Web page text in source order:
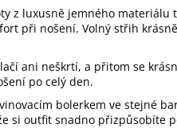
z luxusně jemného
při nošení. Volný střih
ani neškrtí, a přitom se
po celý den.
bolerkem ve stejné
si outfit snadno přizpůsobíte